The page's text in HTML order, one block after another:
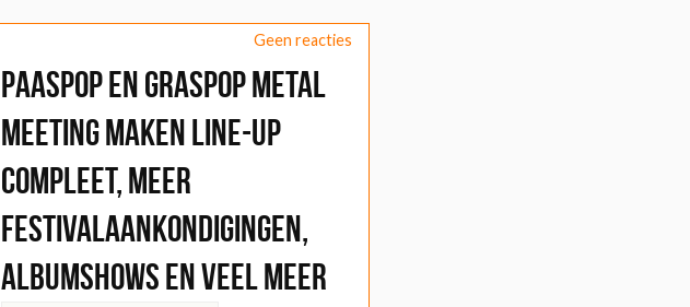
Geen reacties
Paaspop en Graspop Metal
Meeting maken line-up
compleet, meer
festivalaankondigingen,
albumshows en veel meer